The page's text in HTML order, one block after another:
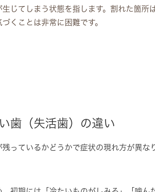
じてしまう状態を指します。割れた箇所
くことは非常に困難です。
歯（失活歯）の違い
っているかどうかで症状の現れ方が異な